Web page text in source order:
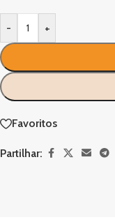
- +
Favoritos
Partilhar: